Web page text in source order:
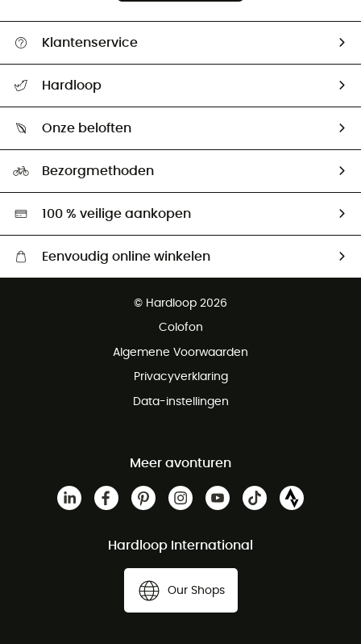
Klantenservice
Mijn zending volgen
Retourzendingen & Terugbetalingen
Hardloop
Ambassadeurs
Onze beloften
Hardgreen
Bezorgmethoden
100 % veilige aankopen
Eenvoudig online winkelen
Gratis retourneren binnen 100 dagen
© Hardloop 2026
Colofon
Algemene Voorwaarden
Privacyverklaring
Data-instellingen
Meer avonturen
Hardloop International
Our Shops